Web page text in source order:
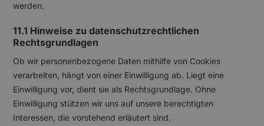
werden.
11.1 Hinweise zu datenschutzrechtlichen
Rechtsgrundlagen
Ob wir personenbezogene Daten mithilfe von Cookies
verarbeiten, hängt von einer Einwilligung ab. Liegt eine
Einwilligung vor, dient sie als Rechtsgrundlage. Ohne
Einwilligung stützen wir uns auf unsere berechtigten
Interessen, die vorstehend erläutert sind.